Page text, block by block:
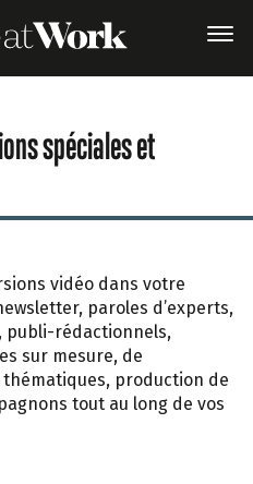
spéciales et
vidéo dans votre
paroles d’experts,
publi-rédactionnels,
sur mesure, de
production de
tout au long de vos